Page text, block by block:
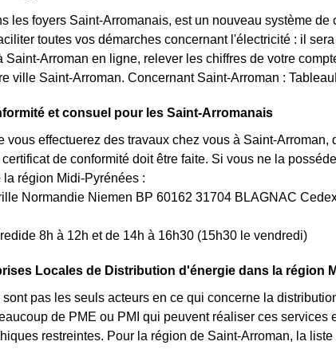
les foyers Saint-Arromanais, est un nouveau système de
toutes vos démarches concernant l'électricité : il
Saint-Arroman en ligne, relever les chiffres de votre
ville Saint-Arroman. Concernant Saint-Arroman :
et consuel pour les Saint-Arromanais
vous effectuerez des travaux chez vous à Saint-
de conformité doit être faite. Si vous ne la
région Midi-Pyrénées :
Normandie Niemen BP 60162 31704 BLAGNAC
8h à 12h et de 14h à 16h30 (15h30 le vendredi)
Locales de Distribution d'énergie dans la région
pas les seuls acteurs en ce qui concerne la
de PME ou PMI qui peuvent réaliser ces services
restreintes. Pour la région de Saint-Arroman, la